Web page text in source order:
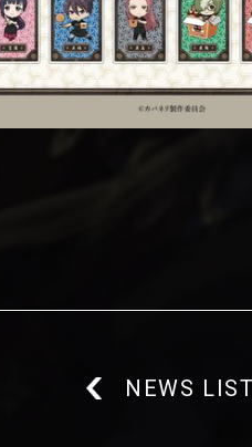
NEWS